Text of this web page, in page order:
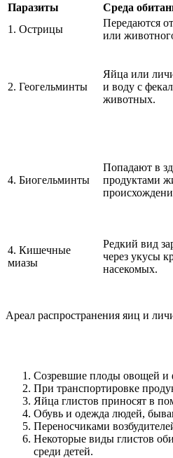
Паразиты Среда
1. Острицы
Передаются
или
2. Геогельминты
Яйца или
и воду с
животных.
4. Биогельминты
Попадают в
продуктами
4. Кишечные
миазы
Редкий вид
через укусы
насекомых.
Ареал распространения яиц и
Созревшие плоды овощей и
При транспортировке
Яйца глистов приносят в
Обувь и одежда людей,
Переносчиками
Некоторые виды глистов
среди детей.